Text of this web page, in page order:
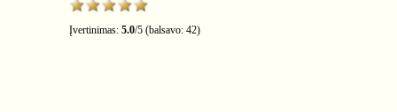
Įvertinimas: 5.0/5 (balsavo: 42)